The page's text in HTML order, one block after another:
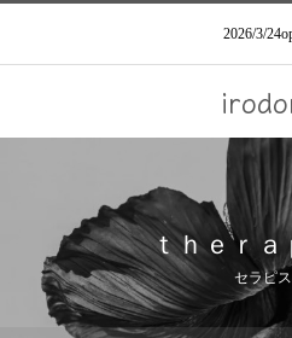
2026/3/
ｔｈｅｒａ
セラピス